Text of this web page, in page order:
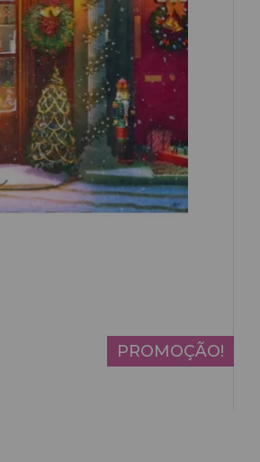
PROMOÇÃO!